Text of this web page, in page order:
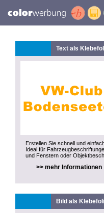
Text als
Erstellen Sie schnell und
Ideal für
und Fenstern oder
>> mehr Informationen
Bild als